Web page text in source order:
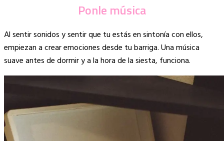
Ponle música
Al sentir sonidos y sentir que tu estás en sintonía con ellos,
empiezan a crear emociones desde tu barriga. Una música
suave antes de dormir y a la hora de la siesta, funciona.